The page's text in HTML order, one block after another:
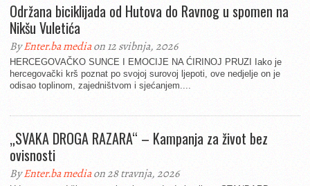
Održana biciklijada od Hutova do Ravnog u spomen na
Nikšu Vuletića
ByEnter.ba mediaon 12 svibnja, 2026
HERCEGOVAČKO SUNCE I EMOCIJE NA ĆIRINOJ PRUZI Iako je
hercegovački krš poznat po svojoj surovoj ljepoti, ove nedjelje on je
odisao toplinom, zajedništvom i sjećanjem....
„SVAKA DROGA RAZARA“ – Kampanja za život bez
ovisnosti
ByEnter.ba mediaon 28 travnja, 2026